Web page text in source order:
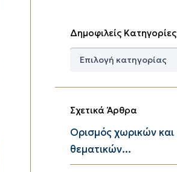
Δημοφιλείς Κατηγορίες
Δημοφιλείς
Σχετικά Άρθρα
Ορισμός χωρικών και
θεματικών...